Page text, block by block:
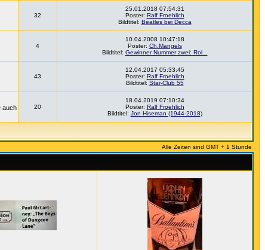
32
25.01.2018 07:54:31
Poster: Ralf Froehlich
Bildtitel: Beatles bei Decca
4
10.04.2008 10:47:18
Poster: Ch.Mangels
Bildtitel: Gewinner Nummer zwei: Rol...
43
12.04.2017 05:33:45
Poster: Ralf Froehlich
Bildtitel: Star-Club 55
auch
20
18.04.2019 07:10:34
Poster: Ralf Froehlich
Bildtitel: Jon Hiseman (1944-2018)
Alle Zeiten sind GMT + 1 Stunde